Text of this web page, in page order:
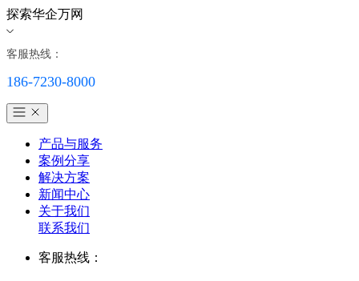
探索华企万网
客服热线：
186-7230-8000
产品与服务
案例分享
解决方案
新闻中心
关于我们
联系我们
客服热线：